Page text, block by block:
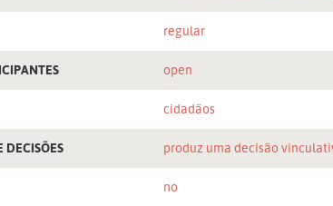
regular
open
cidadãos
produz uma decisão
no